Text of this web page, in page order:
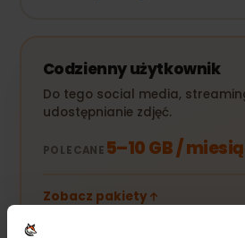
Codzienny użytkownik
Do tego social media,
udostępnianie zdjęć.
POLECANE 5–10 GB /
Zobacz pakiety